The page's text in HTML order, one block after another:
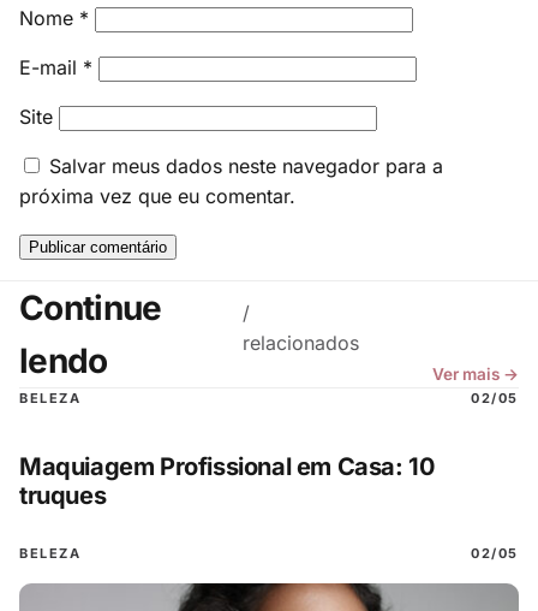
Nome *
E-mail *
Site
Salvar meus dados neste navegador para a
próxima vez que eu comentar.
Continue
lendo
/
relacionados
Ver mais →
BELEZA 02/05
Maquiagem Profissional em Casa: 10
truques
BELEZA 02/05